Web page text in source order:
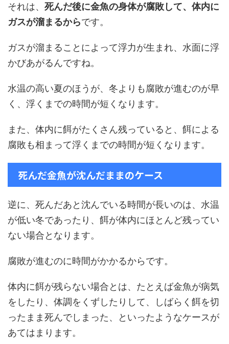
それは、 死んだ後に金魚の身体が腐敗して、体内に
ガスが溜まるからです。
ガスが溜まることによって浮力が生まれ、水面に浮
かびあがるんですね。
水温の高い夏のほうが、冬よりも腐敗が進むのが早
く、浮くまでの時間が短くなります。
また、体内に餌がたくさん残っていると、餌による
腐敗も相まって浮くまでの時間が短くなります。
死んだ金魚が沈んだままのケース
逆に、死んだあと沈んでいる時間が長いのは、水温
が低い冬であったり、餌が体内にほとんど残ってい
ない場合となります。
腐敗が進むのに時間がかかるからです。
体内に餌が残らない場合とは、たとえば金魚が病気
をしたり、体調をくずしたりして、しばらく餌を切
ったまま死んでしまった、といったようなケースが
あてはまります。